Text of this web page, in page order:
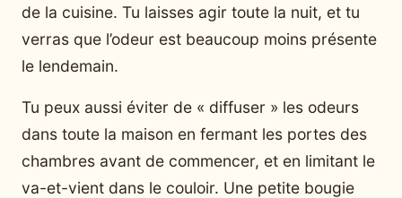
de la cuisine. Tu laisses agir toute la nuit, et tu
verras que l’odeur est beaucoup moins présente
le lendemain.
Tu peux aussi éviter de « diffuser » les odeurs
dans toute la maison en fermant les portes des
chambres avant de commencer, et en limitant le
va-et-vient dans le couloir. Une petite bougie